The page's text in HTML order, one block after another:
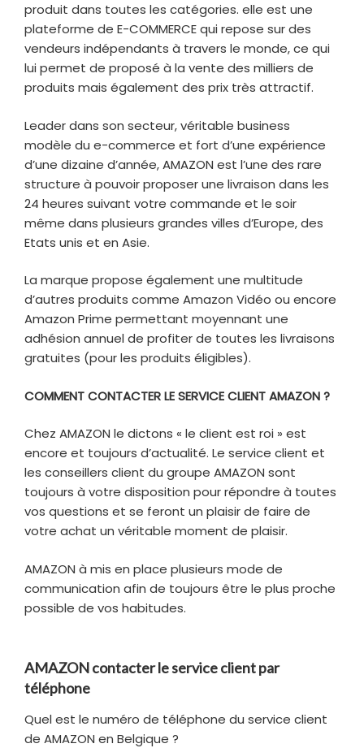
produit dans toutes les catégories. elle est une
plateforme de E-COMMERCE qui repose sur des
vendeurs indépendants à travers le monde, ce qui
lui permet de proposé à la vente des milliers de
produits mais également des prix très attractif.
Leader dans son secteur, véritable business
modèle du e-commerce et fort d’une expérience
d’une dizaine d’année, AMAZON est l’une des rare
structure à pouvoir proposer une livraison dans les
24 heures suivant votre commande et le soir
même dans plusieurs grandes villes d’Europe, des
Etats unis et en Asie.
La marque propose également une multitude
d’autres produits comme Amazon Vidéo ou encore
Amazon Prime permettant moyennant une
adhésion annuel de profiter de toutes les livraisons
gratuites (pour les produits éligibles).
COMMENT CONTACTER LE SERVICE CLIENT AMAZON ?
Chez AMAZON le dictons « le client est roi » est
encore et toujours d’actualité. Le service client et
les conseillers client du groupe AMAZON sont
toujours à votre disposition pour répondre à toutes
vos questions et se feront un plaisir de faire de
votre achat un véritable moment de plaisir.
AMAZON à mis en place plusieurs mode de
communication afin de toujours être le plus proche
possible de vos habitudes.
AMAZON contacter le service client par
téléphone
Quel est le numéro de téléphone du service client
de AMAZON en Belgique ?